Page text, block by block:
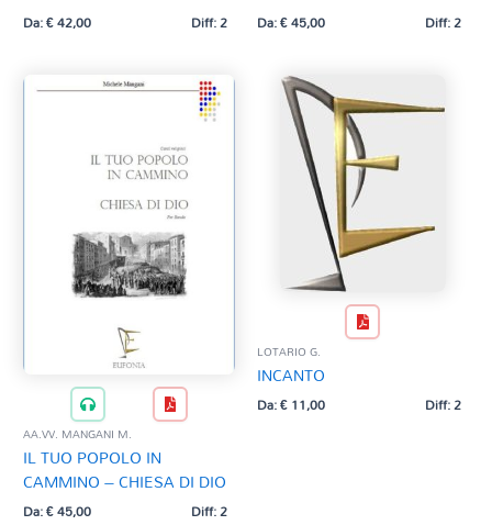
Da:€42,00 Diff: 2 Da:€45,00 Diff: 2
AA.VV. MANGANI M.
IL TUO POPOLO IN
CAMMINO – CHIESA DI DIO
Da:€45,00 Diff: 2
LOTARIO G.
INCANTO
Da:€11,00 Diff: 2